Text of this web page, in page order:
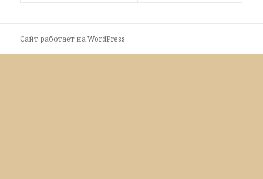
Сайт работает на WordPress